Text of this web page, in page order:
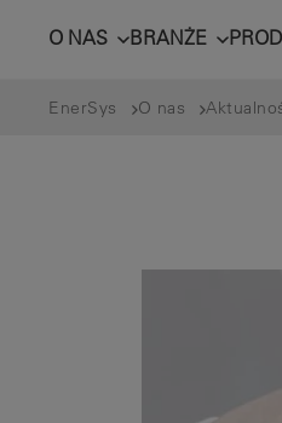
O NAS BRANŻE
EnerSys O nas